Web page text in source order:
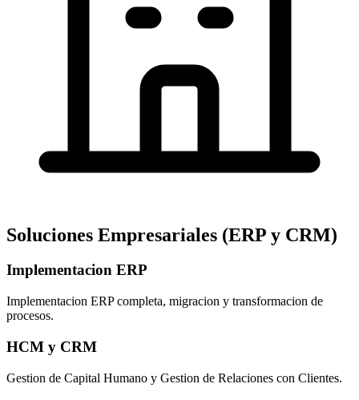
Soluciones Empresariales (ERP y CRM)
Implementacion ERP
Implementacion ERP completa, migracion y transformacion de
procesos.
HCM y CRM
Gestion de Capital Humano y Gestion de Relaciones con Clientes.